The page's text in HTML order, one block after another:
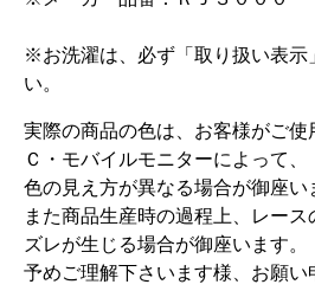
※お洗濯は、必ず「取り扱い表示
い。
実際の商品の色は、お客様がご使
Ｃ・モバイルモニターによって、
色の見え方が異なる場合が御座い
また商品生産時の過程上、レー
ズレが生じる場合が御座います。
予めご理解下さいます様、お願い